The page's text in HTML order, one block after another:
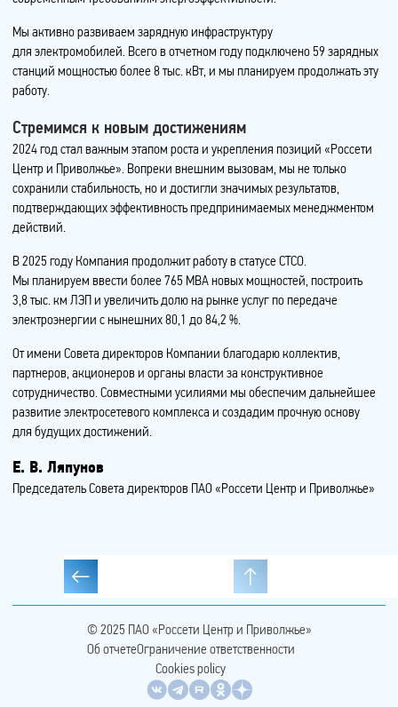
Мы активно развиваем зарядную инфраструктуру
для электромобилей. Всего в отчетном году подключено 59 зарядных
станций мощностью более 8 тыс. кВт, и мы планируем продолжать эту
работу.
Стремимся к новым достижениям
2024 год стал важным этапом роста и укрепления позиций «Россети
Центр и Приволжье». Вопреки внешним вызовам, мы не только
сохранили стабильность, но и достигли значимых результатов,
подтверждающих эффективность предпринимаемых менеджментом
действий.
В 2025 году Компания продолжит работу в статусе СТСО.
Мы планируем ввести более 765 МВА новых мощностей, построить
3,8 тыс. км ЛЭП и увеличить долю на рынке услуг по передаче
электроэнергии с нынешних 80,1 до 84,2 %.
От имени Совета директоров Компании благодарю коллектив,
партнеров, акционеров и органы власти за конструктивное
сотрудничество. Совместными усилиями мы обеспечим дальнейшее
развитие электросетевого комплекса и создадим прочную основу
для будущих достижений.
Е. В. Ляпунов
Председатель Совета директоров ПАО «Россети Центр и Приволжье»
© 2025 ПАО «Россети Центр и Приволжье»
Об отчетеОграничение ответственности
Cookies policy